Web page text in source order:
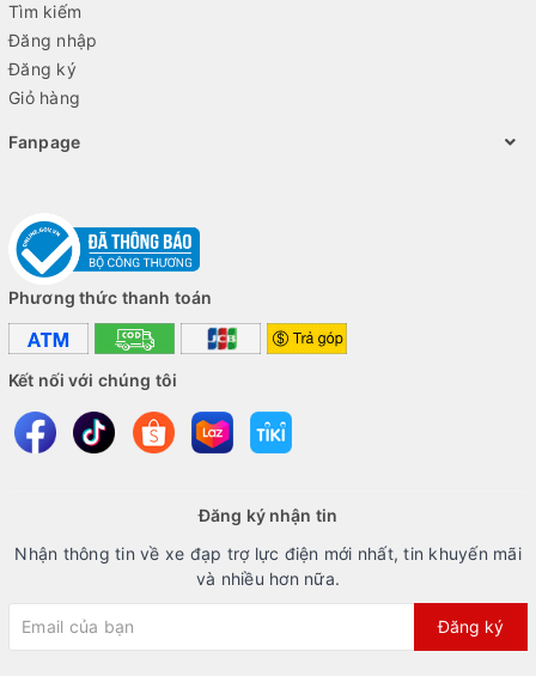
Tìm kiếm
Đăng nhập
Đăng ký
Giỏ hàng
Fanpage
Phương thức thanh toán
Kết nối với chúng tôi
Đăng ký nhận tin
Nhận thông tin về xe đạp trợ lực điện mới nhất, tin khuyến mãi
và nhiều hơn nữa.
Đăng ký